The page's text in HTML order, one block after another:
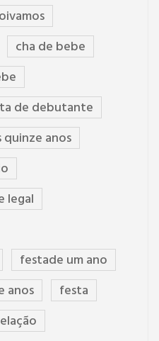
cha de bebe
de debutante
quinze anos
legal
festade um ano
anos
festa